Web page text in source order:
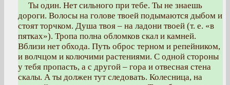
Ты один. Нет сильного при тебе. Ты не знаешь
дороги. Волосы на голове твоей подымаются дыбом и
стоят торчком. Душа твоя – на ладони твоей (т. е. «в
пятках»). Тропа полна обломков скал и камней.
Вблизи нет обхода. Путь оброс терном и репейником,
и волчцом и колючими растениями. С одной стороны
у тебя пропасть, а с другой – гора и отвесная стена
скалы. А ты должен тут следовать. Колесница, на